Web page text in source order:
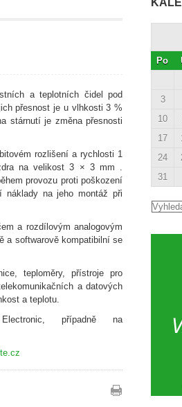
a teplotních čidel pod
přesnost je u vlhkosti 3 %
stárnutí je změna přesnosti
rozlišení a rychlosti 1
na velikost 3 × 3 mm .
provozu proti poškození
náklady na jeho montáž při
a rozdílovým analogovým
a softwarově kompatibilní se
teploměry, přístroje pro
a datových
a teplotu.
případně na
Po
3
10
17
24
31